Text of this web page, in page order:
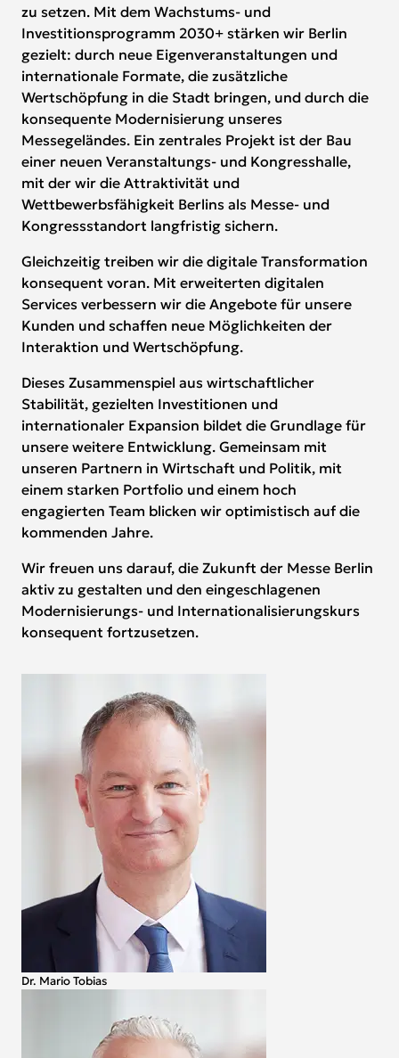
zu setzen. Mit dem Wachstums- und
Investitionsprogramm 2030+ stärken wir Berlin
gezielt: durch neue Eigenveranstaltungen und
internationale Formate, die zusätzliche
Wertschöpfung in die Stadt bringen, und durch die
konsequente Modernisierung unseres
Messegeländes. Ein zentrales Projekt ist der Bau
einer neuen Veranstaltungs- und Kongresshalle,
mit der wir die Attraktivität und
Wettbewerbsfähigkeit Berlins als Messe- und
Kongressstandort langfristig sichern.
Gleichzeitig treiben wir die digitale Transformation
konsequent voran. Mit erweiterten digitalen
Services verbessern wir die Angebote für unsere
Kunden und schaffen neue Möglichkeiten der
Interaktion und Wertschöpfung.
Dieses Zusammenspiel aus wirtschaftlicher
Stabilität, gezielten Investitionen und
internationaler Expansion bildet die Grundlage für
unsere weitere Entwicklung. Gemeinsam mit
unseren Partnern in Wirtschaft und Politik, mit
einem starken Portfolio und einem hoch
engagierten Team blicken wir optimistisch auf die
kommenden Jahre.
Wir freuen uns darauf, die Zukunft der Messe Berlin
aktiv zu gestalten und den eingeschlagenen
Modernisierungs- und Internationalisierungskurs
konsequent fortzusetzen.
Dr. Mario Tobias